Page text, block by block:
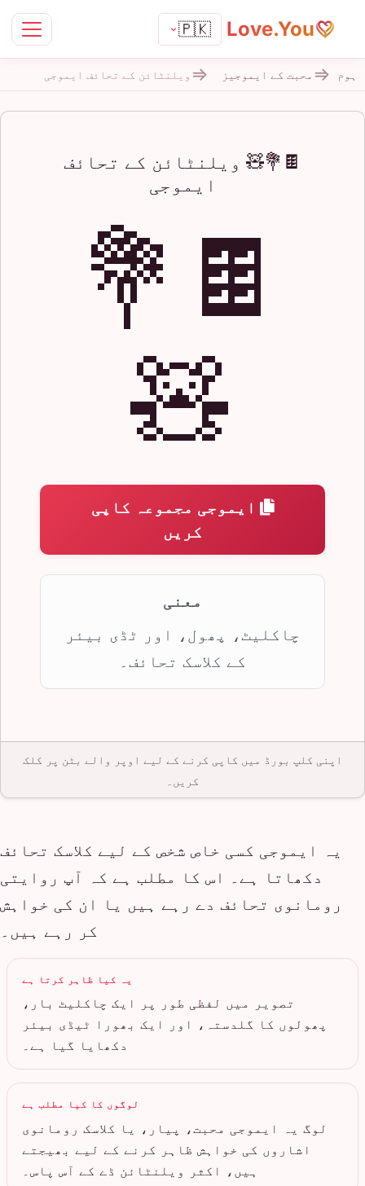
Love.You
🇵🇰
ہوم محبت کے ایموجیز ویلنٹائن کے تحائف ایموجی
🍫💐🧸 ویلنٹائن کے تحائف
ایموجی
🍫💐
🧸
ایموجی مجموعہ کاپی
کریں
معنی
چاکلیٹ، پھول، اور ٹڈی بیئر
کے کلاسک تحائف۔
اپنی کلپ بورڈ میں کاپی کرنے کے لیے اوپر والے بٹن پر کلک
کریں۔
یہ ایموجی کسی خاص شخص کے لیے کلاسک تحائف
دکھاتا ہے۔ اس کا مطلب ہے کہ آپ روایتی
رومانوی تحائف دے رہے ہیں یا ان کی خواہش
کر رہے ہیں۔
یہ کیا ظاہر کرتا ہے
تصویر میں لفظی طور پر ایک چاکلیٹ بار،
پھولوں کا گلدستہ، اور ایک بھورا ٹیڈی بیئر
دکھایا گیا ہے۔
لوگوں کا کیا مطلب ہے
لوگ یہ ایموجی محبت، پیار، یا کلاسک رومانوی
اشاروں کی خواہش ظاہر کرنے کے لیے بھیجتے
ہیں، اکثر ویلنٹائن ڈے کے آس پاس۔